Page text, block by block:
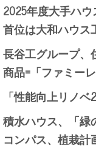
2025年度大手ハ
首位は大和ハウス
長谷工グループ、
商品=「ファミー
「性能向上リノ
積水ハウス、「緑
コンパス、植栽計